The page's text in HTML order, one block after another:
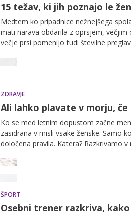
15 težav, ki jih poznajo le
Medtem ko pripadnice nežnejšega
mati narava obdarila z oprsjem,
večje prsi pomenijo tudi številne
ZDRAVJE
Ali lahko plavate v morju,
Ko se med letnim dopustom začne
zasidrana v misli vsake ženske. Samo
določena pravila. Katera? Razkrivamo v
ŠPORT
Osebni trener razkriva,